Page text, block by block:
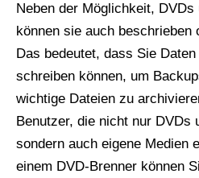
Neben der Möglichkeit,
können sie auch beschrieben
Das bedeutet, dass Sie
schreiben können, um
wichtige Dateien zu
Benutzer, die nicht nur DVDs
sondern auch eigene Medien
einem DVD-Brenner können